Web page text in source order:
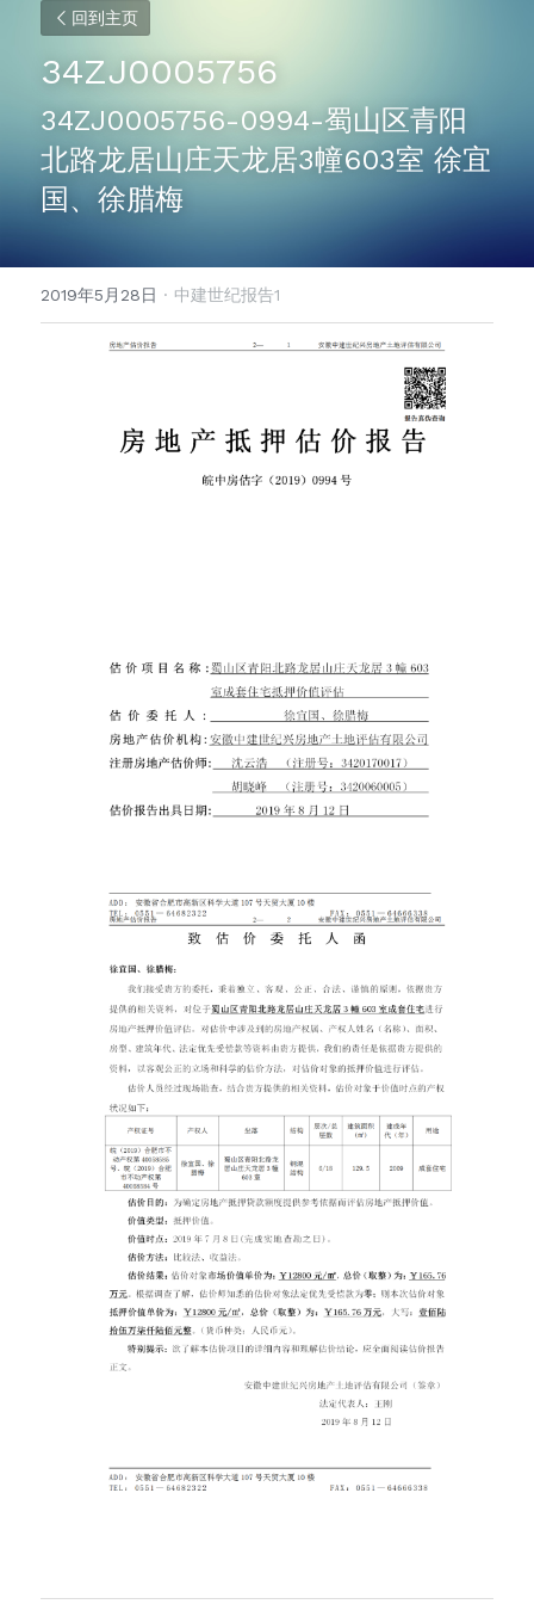
回到主页
34ZJ0005756
34ZJ0005756-0994-蜀山区青阳
北路龙居山庄天龙居3幢603室 徐宜
国、徐腊梅
2019年5月28日 · 中建世纪报告1